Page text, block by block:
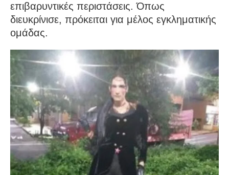
επιβαρυντικές περιστάσεις. Όπως
διευκρίνισε, πρόκειται για μέλος εγκληματικής
ομάδας.